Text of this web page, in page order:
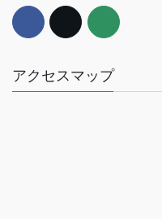
アクセスマップ